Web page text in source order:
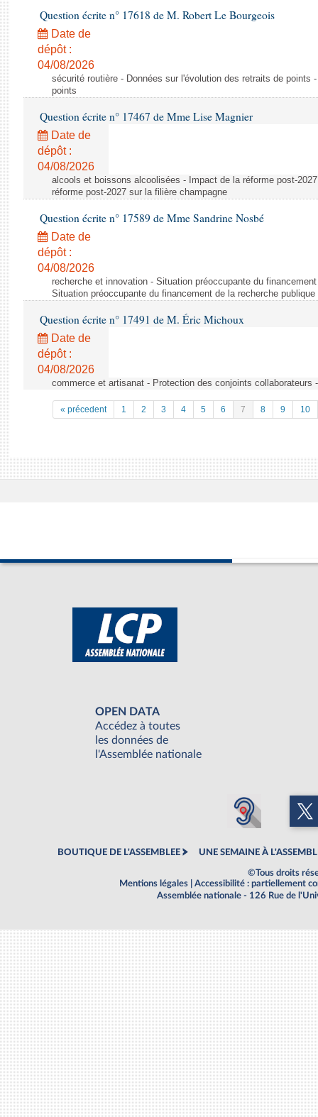
Question écrite n° 17618 de M. Robert Le Bourgeois
Date de
dépôt :
04/08/2026
sécurité routière - Données sur l'évolution des retraits de points
points
Question écrite n° 17467 de Mme Lise Magnier
Date de
dépôt :
04/08/2026
alcools et boissons alcoolisées - Impact de la réforme post-
réforme post-2027 sur la filière champagne
Question écrite n° 17589 de Mme Sandrine Nosbé
Date de
dépôt :
04/08/2026
recherche et innovation - Situation préoccupante du
Situation préoccupante du financement de la recherche publique
Question écrite n° 17491 de M. Éric Michoux
Date de
dépôt :
04/08/2026
commerce et artisanat - Protection des conjoints collaborateurs
« précedent 1 2 3 4 5 6 7 8 9 10
OPEN DATA
Accédez à toutes
les données de
l'Assemblée nationale
BOUTIQUE DE L'ASSEMBLEE UNE SEMAINE À
©Tous droits
Mentions légales
Accessibilité : partiellement
Assemblée nationale - 126 Rue de